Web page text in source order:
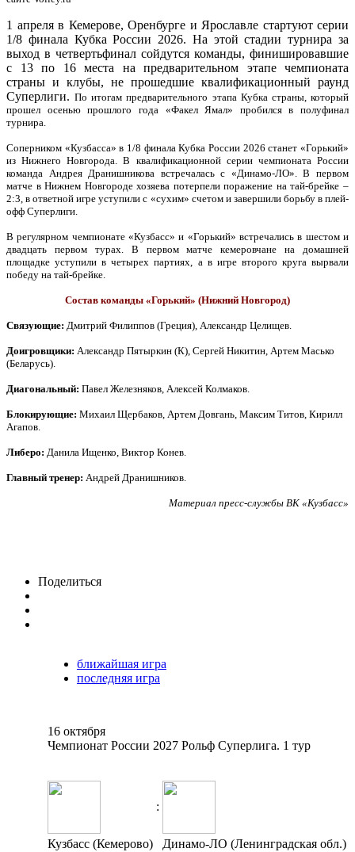
1 апреля в Кемерове, Оренбурге и Ярославле стартуют серии
1/8 финала Кубка России 2026. На этой стадии турнира за
выход в четвертьфинал сойдутся команды, финишировавшие
с 13 по 16 места на предварительном этапе чемпионата
страны и клубы, не прошедшие квалификационный раунд
Суперлиги.По итогам предварительного этапа Кубка страны, который
прошел осенью прошлого года «Факел Ямал» пробился в полуфинал
турнира.
Соперником «Кузбасса» в 1/8 финала Кубка России 2026 станет «Горький»
из Нижнего Новгорода. В квалификационной серии чемпионата России
команда Андрея Дранишникова встречалась с «Динамо-ЛО». В первом
матче в Нижнем Новгороде хозяева потерпели поражение на тай-брейке –
2:3, в ответной игре уступили с «сухим» счетом и завершили борьбу в плей-
офф Суперлиги.
В регулярном чемпионате «Кузбасс» и «Горький» встречались в шестом и
двадцать первом турах. В первом матче кемеровчане на домашней
площадке уступили в четырех партиях, а в игре второго круга вырвали
победу на тай-брейке.
Состав команды «Горький» (Нижний Новгород)
Связующие: Дмитрий Филиппов (Греция), Александр Целищев.
Доигровщики: Александр Пятыркин (К), Сергей Никитин, Артем Масько
(Беларусь).
Диагональный: Павел Железняков, Алексей Колмаков.
Блокирующие: Михаил Щербаков, Артем Довгань, Максим Титов, Кирилл
Агапов.
Либеро: Данила Ищенко, Виктор Конев.
Главный тренер: Андрей Дранишников.
Материал пресс-службы ВК «Кузбасс»
Поделиться
ближайшая игра
последняя игра
16 октября
Чемпионат России 2027 Рольф Суперлига. 1 тур
:
Кузбасс (Кемерово) Динамо-ЛО (Ленинградская обл.)